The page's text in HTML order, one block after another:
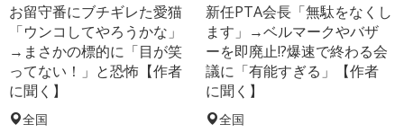
お留守番にブチギレた愛猫
「ウンコしてやろうかな」
→まさかの標的に「目が笑
ってない！」と恐怖【作者
に聞く】
全国
新任PTA会長「無駄をなくし
ます」→ベルマークやバザ
ーを即廃止!?爆速で終わる会
議に「有能すぎる」【作者
に聞く】
全国